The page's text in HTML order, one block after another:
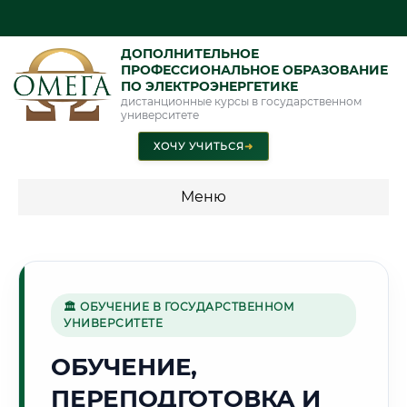
ДОПОЛНИТЕЛЬНОЕ
ПРОФЕССИОНАЛЬНОЕ ОБРАЗОВАНИЕ
ПО ЭЛЕКТРОЭНЕРГЕТИКЕ
дистанционные курсы в государственном
университете
ХОЧУ УЧИТЬСЯ➜
Меню
🔧
Г. ТУЛА
🏛 ОБУЧЕНИЕ В ГОСУДАРСТВЕННОМ
УНИВЕРСИТЕТЕ
ОБУЧЕНИЕ,
ПЕРЕПОДГОТОВКА И